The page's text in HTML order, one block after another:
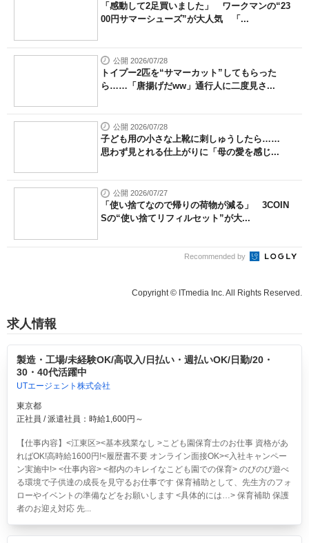
「感動して2足買いました」 ワークマンの“23
00円サマーシューズ”が大人気 「...
公開 2026/07/28
トイプー2匹を“サマーカット”してもらった
ら……「唐揚げだww」通行人に二度見さ...
公開 2026/07/28
子ども用の小さな上靴に刺しゅうしたら……
思わず見とれる仕上がりに「母の愛を感じ...
公開 2026/07/27
「使い捨てなので帰りの荷物が減る」 3COIN
Sの“使い捨てリフィルセット”が大...
Recommended by
Copyright © ITmedia Inc. All Rights Reserved.
求人情報
製造・工場/未経験OK/高収入/日払い・週払いOK/日勤/20・
30・40代活躍中
UTエージェント株式会社
東京都
正社員 / 派遣社員：時給1,600円～
【仕事内容】<江東区><基本残業なし >こども園保育士のお仕事 資格があ
ればOK!高時給1600円!<履歴書不要 オンライン面接OK><入社キャンペー
ン実施中!> <仕事内容> <都内のキレイなこども園での保育> のびのび遊べ
る環境で子供達の成長を見守るお仕事です 保育補助として、先生方のフォ
ローやイベントの準備などをお願いします <具体的には…> 保育補助 保護
者のお迎え対応 先...